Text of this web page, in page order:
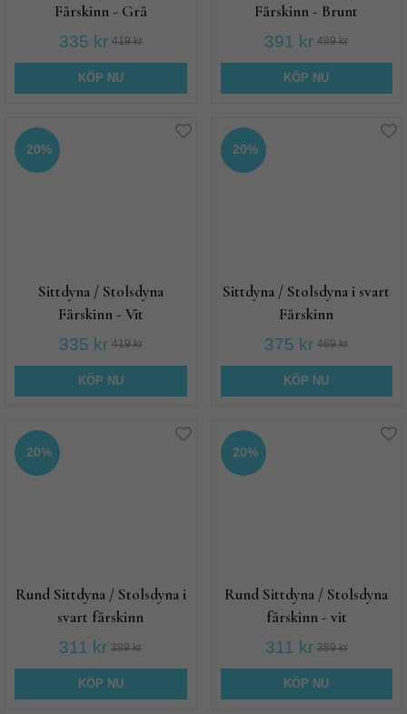
Fårskinn - Grå
335 kr 419 kr
KÖP NU
Fårskinn - Brunt
391 kr 489 kr
KÖP NU
20%
Sittdyna / Stolsdyna
Fårskinn - Vit
335 kr 419 kr
KÖP NU
20%
Sittdyna / Stolsdyna i svart
Fårskinn
375 kr 469 kr
KÖP NU
20%
Rund Sittdyna / Stolsdyna i
svart fårskinn
311 kr 389 kr
KÖP NU
20%
Rund Sittdyna / Stolsdyna
fårskinn - vit
311 kr 389 kr
KÖP NU